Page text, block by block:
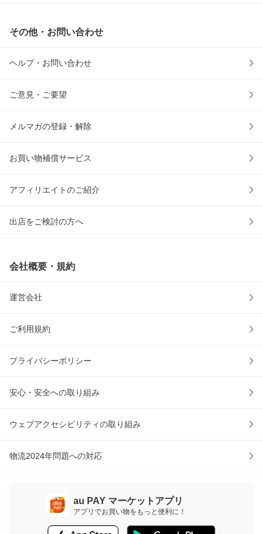
その他・お問い合わせ
ヘルプ・お問い合わせ
ご意見・ご要望
メルマガの登録・解除
お買い物補償サービス
アフィリエイトのご紹介
出店をご検討の方へ
会社概要・規約
運営会社
ご利用規約
プライバシーポリシー
安心・安全への取り組み
ウェブアクセシビリティの取り組み
物流2024年問題への対応
au PAY マーケットアプリ
アプリでお買い物をもっと便利に！